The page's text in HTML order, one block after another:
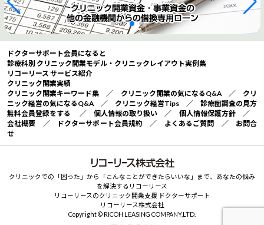
ドクターサポート会員になると
診療科別 クリニック開業モデル・クリニックレイアウト実例集
リコーリース サービス紹介
クリニック開業実績
クリニック開業キーワード集 ／ クリニック開業の気になるQ&A／ クリ
ニック経営の気になるQ&A／ クリニック経営Tips／ 診療圏調査の見方
無料会員登録をする
／ 個人情報の取り扱い ／ 個人情報保護方針 ／
会社概要 ／ ドクターサポート会員規約 ／ よくあるご質問 ／ お問合
せ
クリニックでの「困った」から「こんなことができたらいいな」まで、あなたの悩み
を解決するリコーリース
リコーリースのクリニック開業支援 ドクターサポート
リコーリース株式会社
Copyright © RICOH LEASING COMPANY,LTD.